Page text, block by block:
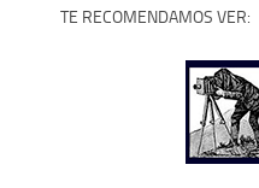
TE RECOMENDAMOS VER: